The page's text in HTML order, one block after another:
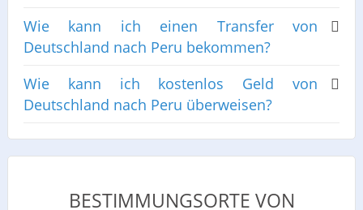
Wie kann ich einen Transfer von
Deutschland nach Peru bekommen?
Wie kann ich kostenlos Geld von
Deutschland nach Peru überweisen?
BESTIMMUNGSORTE VON